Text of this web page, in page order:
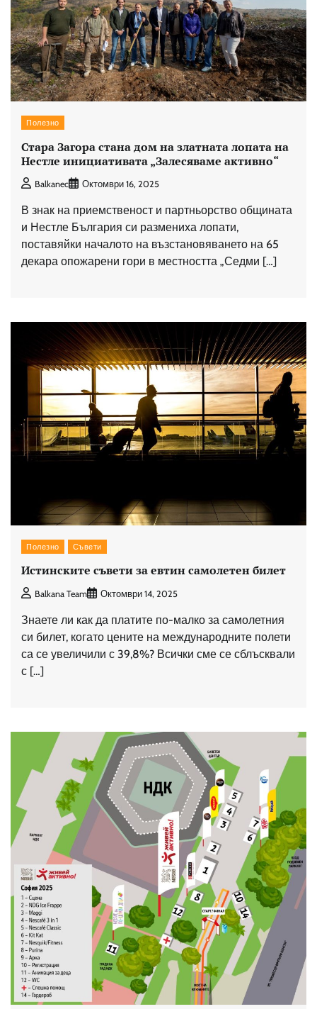
Полезно
Стара Загора стана дом на златната лопата на
Нестле инициативата „Залесяваме активно“
Balkanec Октомври 16, 2025
В знак на приемственост и партньорство общината
и Нестле България си размениха лопати,
поставяйки началото на възстановяването на 65
декара опожарени гори в местността „Седми […]
Полезно Съвети
Истинските съвети за евтин самолетен билет
Balkana Team Октомври 14, 2025
Знаете ли как да платите по-малко за самолетния
си билет, когато цените на международните полети
са се увеличили с 39,8%? Всички сме се сблъсквали
с […]